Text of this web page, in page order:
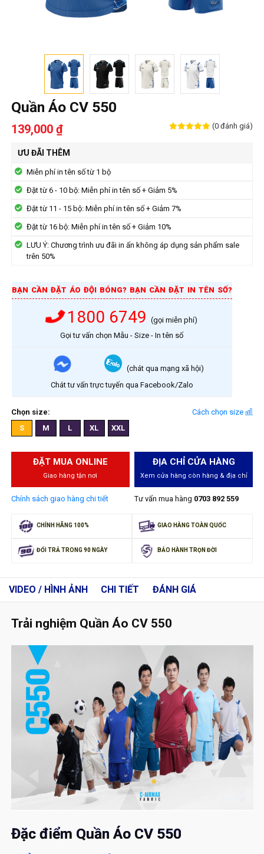
Quần Áo CV 550
139,000 ₫ (0 đánh giá)
ƯU ĐÃI THÊM
Miễn phí in tên số từ 1 bộ
Đặt từ 6 - 10 bộ: Miễn phí in tên số + Giảm 5%
Đặt từ 11 - 15 bộ: Miễn phí in tên số + Giảm 7%
Đặt từ 16 bộ: Miễn phí in tên số + Giảm 10%
LƯU Ý: Chương trình ưu đãi in ấn không áp dụng sản phẩm sale
trên 50%
BẠN CẦN ĐẶT ÁO ĐỘI BÓNG? BẠN CẦN ĐẶT IN TÊN SỐ?
1800 6749 (gọi miễn phí)
Gọi tư vấn chọn Mẫu - Size - In tên số
(chát qua mạng xã hội)
Chát tư vấn trực tuyến qua Facebook/Zalo
Chọn size:
Cách chọn size
S
M L XL XXL
ĐẶT MUA ONLINE
Giao hàng tận nơi
Chính sách giao hàng chi tiết
ĐỊA CHỈ CỬA HÀNG
Xem cửa hàng còn hàng & địa chỉ
Tư vấn mua hàng 0703 892 559
CHÍNH HÃNG 100% GIAO HÀNG TOÀN QUỐC
ĐỔI TRẢ TRONG 90 NGÀY BẢO HÀNH TRỌN ĐỜI
VIDEO / HÌNH ẢNH CHI TIẾT ĐÁNH GIÁ
Trải nghiệm Quần Áo CV 550
Đặc điểm Quần Áo CV 550